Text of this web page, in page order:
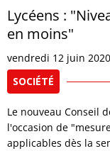
Lycéens :
en moins"
vendredi 12 juin
SOCIÉTÉ
Le nouveau Conseil
l'occasion de
applicables dès la